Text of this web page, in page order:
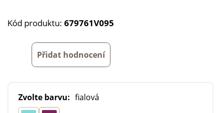
Kód produktu: 679761V095
Přidat hodnocení
Zvolte barvu: fialová